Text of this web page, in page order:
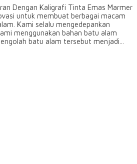
Dengan Kaligrafi Tinta Emas Marmer
untuk membuat berbagai macam
Kami selalu mengedepankan
menggunakan bahan batu alam
batu alam tersebut menjadi...